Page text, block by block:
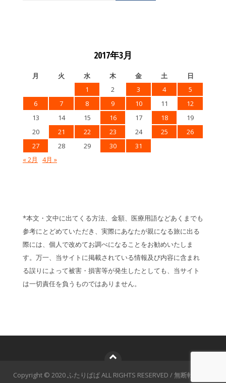
2017年3月
月 火 水 木 金 土
日
1
2 3 4
5
6
7 8 9 10 11
12
13
14 15 16 17 18
19
20
21 22 23 24 25
26
27
28 29 30
31
« 2月
4月 »
*本文・文中に出てくる方法、金額、医療用語などあくまでも
参考にとどめていただき、実際にあなたが親になる旅に出る
際には、個人で改めてお調べになることをお勧めいたしま
す。万一、当サイトに掲載されている情報及び内容に含まれ
る誤りによって被害・損害等が発生したとしても、当サイト
は一切責任を負うものではありません。
Copyright © 2020 ふたりぱぱ ALL RIGHTS RESERVED / 無断転載禁止